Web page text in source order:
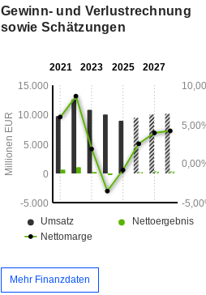
Gewinn- und Verlustrechnung
sowie Schätzungen
Mehr Finanzdaten